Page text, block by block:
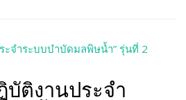
บัติงานประจำ